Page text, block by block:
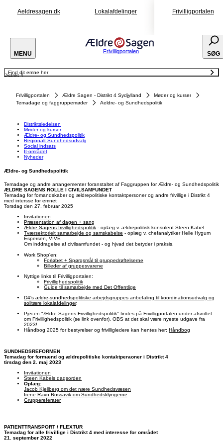
Aeldresagen.dk Lokalafdelinger Frivilligportalen
MENU Frivilligportalen SØG
Distrikt 4
Find dit emne her
Regionalt Sundhedsudvalg
Social indsats
Frivilligportalen Ældre Sagen - Distrikt 4 Sydjylland
Møder og kurser
Temadage og faggruppemøder
Aeldre- og Sundhedspolitik
Distriktsledelsen
Møder og kurser
Ældre- og Sundhedspolitik
Regionalt Sundhedsudvalg
Social indsats
It-området
Nyheder
Ældre- og Sundhedspolitik
Temadage og andre arrangementer foranstaltet af Faggruppen for Ældre- og Sundhedspolitik
ÆLDRE SAGENS ROLLE I CIVILSAMFUNDET
Temadag for fomandskaber og ældrepolitiske kontaktpersoner og andre frivillige i Distrikt 4
med intersse for emnet
Torsdag den 27. februar 2025
Invitationen
Præsentation af dagen + sang
Ældre Sagens frivillighedspolitik - oplæg v. ældrepolitisk konsulent Steen Kabel
Tværsektorielt samarbejde og samskabelse - oplæg v. chefanalytiker Helle Hygum
Espersen, VIVE
Om inddragelse af civilsamfundet - og hjvad det betyder i praksis.
Work Shop'en:
Forløbet + Spørgsmål til gruppedrøftelserne
Billeder af gruppesvarene
Nyttige links til Frivilligportalen:
Frivillighedspolitik
Guide til samarbejde med Det Offentlige
D4's ældre-sundhedspolitiske arbejdsgruppes anbefaling til koordinationsudvalg og
solitære lokalafdelinger.
Pjecen "Ældre Sagens Frivillighedspolitik" findes på Frivilligportalen under afsnittet
om Frivillighedspolitik (se link ovenfor). OBS at det skal være nyeste udgave fra
2023!
Håndbog 2025 for bestyrelser og frivilligledere kan hentes her: Håndbog
SUNDHEDSREFORMEN
Temadag for formænd og ældrepolitiske kontaktperaoner i Distrikt 4
tirsdag den 2. maj 2023
Invitationen
Steen Kabels dagsorden
Oplæg:
Jacob Kjellberg om det nære Sundhedsvæsen
Irene Ravn Rossavik om Sundhedsklyngerne
Gruppereferater
PATIENTTRANSPORT / FLEXTUR
Temadag for alle frivillige i Distrikt 4 med interesse for området
21. september 2022